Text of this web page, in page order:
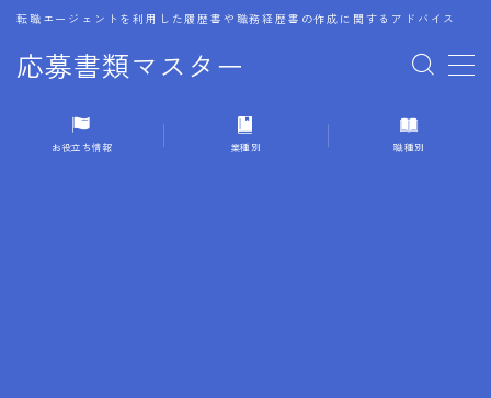
応募書類マスター
転職エージェントを利用した履歴書や職務経歴書の作成に関するアドバイス
MENU
1.履歴書のゴールデンルール
お役立ち情報 業種別 職種別